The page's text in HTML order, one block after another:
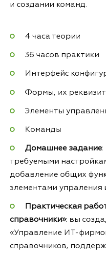
и создании команд.
4 часа теории
36 часов практики
Интерфейс
Формы, их
Элементы
Команды
Домашнее задание:
требуемыми
добавление общих
элементами упраления
Практическая
справочники»: вы
«Управление ИТ-
справочников,